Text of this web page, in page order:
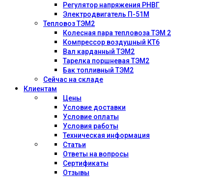
Регулятор напряжения РНВГ
Электродвигатель П-51М
Тепловоз ТЭМ2
Колесная пара тепловоза ТЭМ 2
Компрессор воздушный КТ6
Вал карданный ТЭМ2
Тарелка поршневая ТЭМ2
Бак топливный ТЭМ2
Сейчас на складе
Клиентам
Цены
Условие доставки
Условие оплаты
Условия работы
Техническая информация
Статьи
Ответы на вопросы
Сертификаты
Отзывы